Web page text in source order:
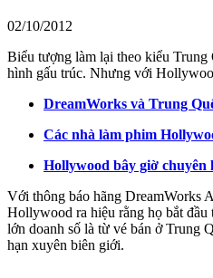
02/10/2012
Biểu tượng làm lại theo kiểu
hình gấu trúc. Nhưng với
DreamWorks và Trung
Các nhà làm phim
Hollywood bây giờ
Với thông báo hãng DreamWorks
Hollywood ra hiệu rằng họ bắt
lớn doanh số là từ vé bán ở Trung
hạn xuyên biên giới.